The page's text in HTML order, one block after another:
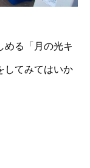
める「月の光キ
してみてはいか